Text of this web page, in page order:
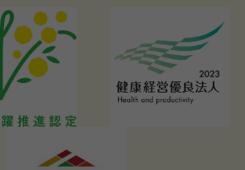
品
史と特徴を徹底解説
イド】本家はどこ？歴史から特徴、ラーメ
解説！
男性へ】奈良発祥の魂！天理ラーメンの歴